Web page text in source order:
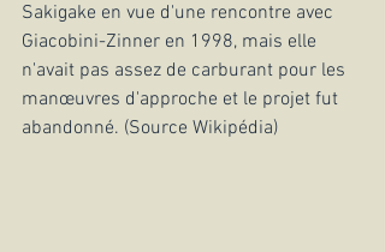
Sakigake en vue d'une rencontre avec
Giacobini-Zinner en 1998, mais elle
n'avait pas assez de carburant pour les
manœuvres d'approche et le projet fut
abandonné. (Source Wikipédia)